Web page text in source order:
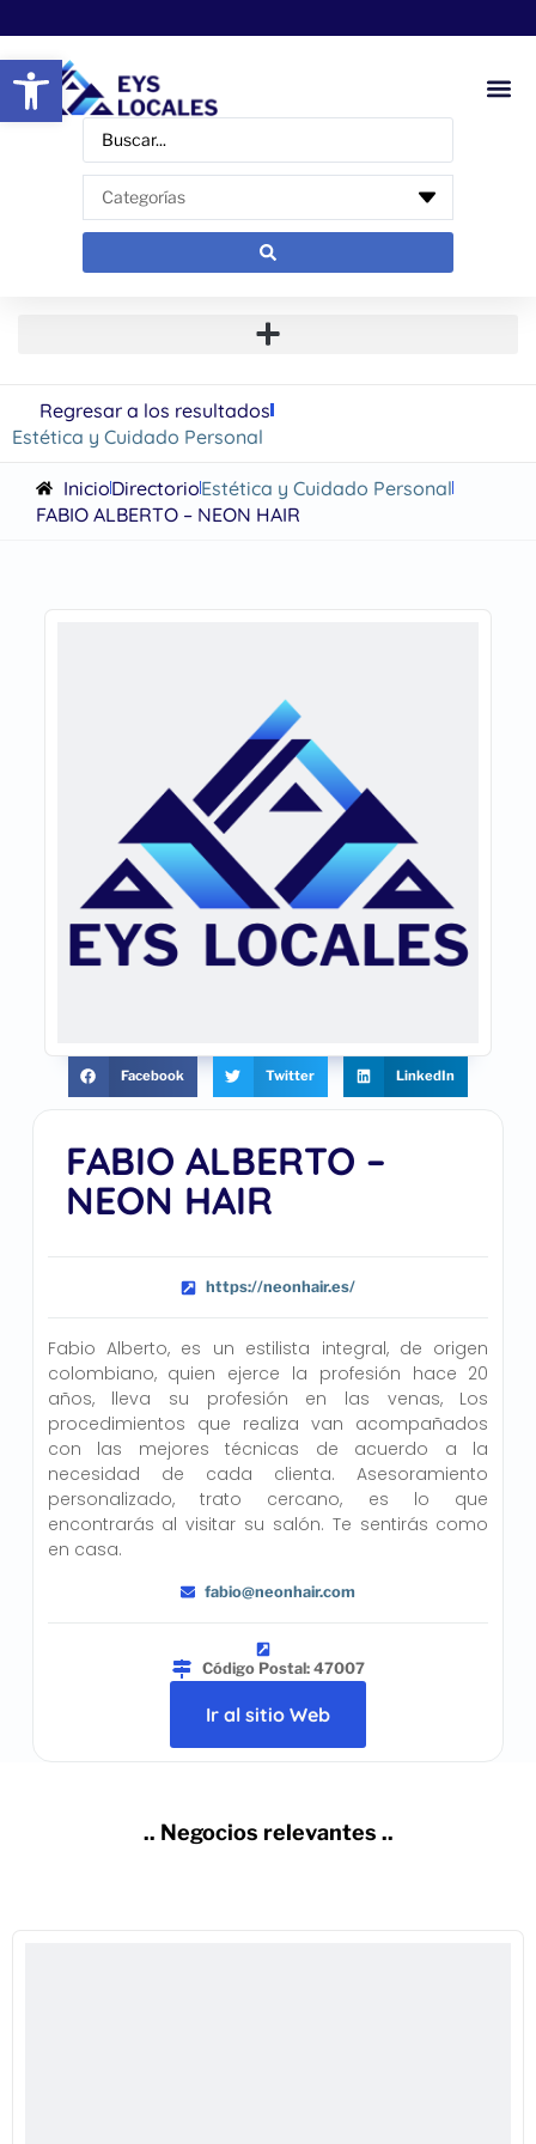
Abrir barra de herramientas
Regresar a los resultados
Estética y Cuidado Personal
InicioDirectorioEstética y Cuidado Personal
FABIO ALBERTO – NEON HAIR
FABIO ALBERTO –
NEON HAIR
https://neonhair.es/
Fabio Alberto, es un estilista integral, de origen
colombiano, quien ejerce la profesión hace 20
años, lleva su profesión en las venas, Los
procedimientos que realiza van acompañados
con las mejores técnicas de acuerdo a la
necesidad de cada clienta. Asesoramiento
personalizado, trato cercano, es lo que
encontrarás al visitar su salón. Te sentirás como
en casa.
fabio@neonhair.com
Código Postal: 47007
Ir al sitio Web
Facebook Twitter LinkedIn
.. Negocios relevantes ..